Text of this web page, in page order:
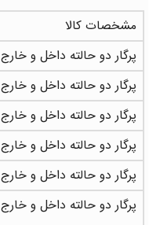
مشخصات کالا
پرگار دو حالته داخل و خارج
پرگار دو حالته داخل و خارج
پرگار دو حالته داخل و خارج
پرگار دو حالته داخل و خارج
پرگار دو حالته داخل و خارج
پرگار دو حالته داخل و خارج